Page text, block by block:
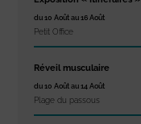
du 10 Août au 16 Août
Petit Office
Réveil musculaire
du 10 Août au 14 Août
Plage du passous